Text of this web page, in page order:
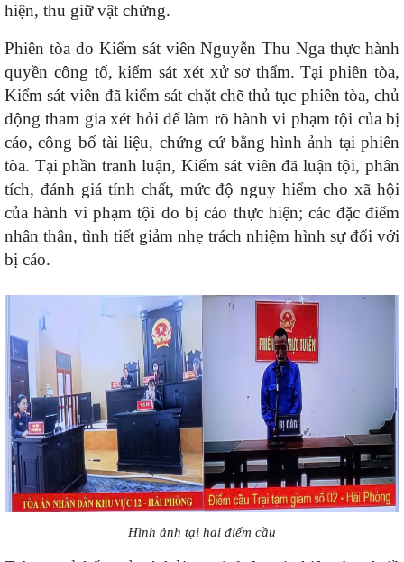
hiện, thu giữ vật chứng.
Phiên tòa do Kiểm sát viên Nguyễn Thu Nga thực hành
quyền công tố, kiểm sát xét xử sơ thẩm. Tại phiên tòa,
Kiểm sát viên đã kiểm sát chặt chẽ thủ tục phiên tòa, chủ
động tham gia xét hỏi để làm rõ hành vi phạm tội của bị
cáo, công bố tài liệu, chứng cứ bằng hình ảnh tại phiên
tòa. Tại phần tranh luận, Kiểm sát viên đã luận tội, phân
tích, đánh giá tính chất, mức độ nguy hiểm cho xã hội
của hành vi phạm tội do bị cáo thực hiện; các đặc điểm
nhân thân, tình tiết giảm nhẹ trách nhiệm hình sự đối với
bị cáo.
Hình ảnh tại hai điểm cầu